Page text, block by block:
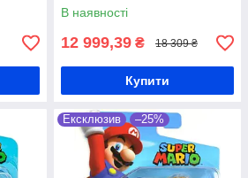
В наявності
12 999,39 ₴ 18 309 ₴
Купити
Ексклюзив –25%